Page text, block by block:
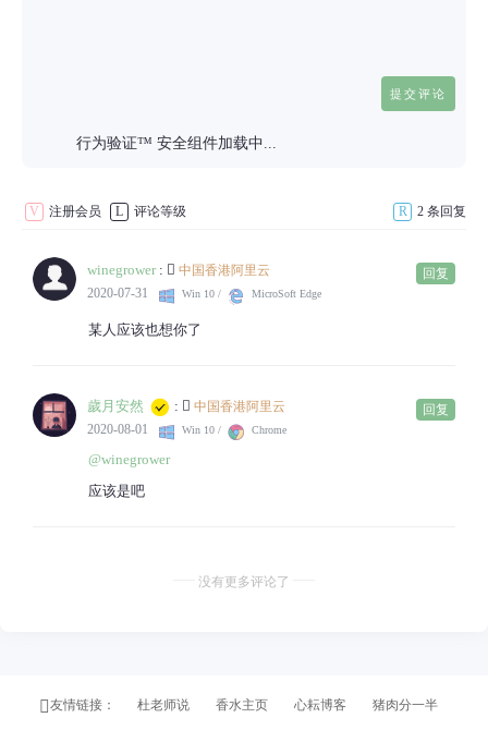
行为验证™ 安全组件加载中...
V 注册会员 L 评论等级 R 2 条回复
winegrower :
中国香港阿里云
2020-07-31
Win 10 / MicroSoft Edge
某人应该也想你了
回复
歲月安然 :
中国香港阿里云
2020-08-01
Win 10 / Chrome
@winegrower
应该是吧
回复
没有更多评论了
友情链接： 杜老师说 香水主页 心耘博客 猪肉分一半